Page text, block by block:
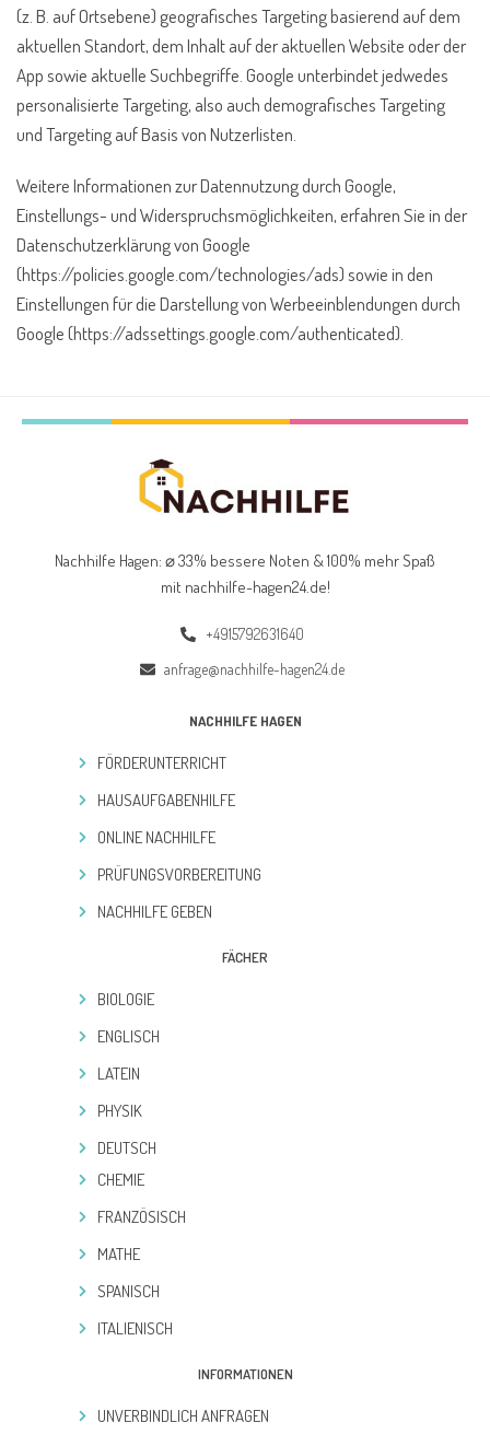
(z. B. auf Ortsebene) geografisches Targeting basierend auf dem
aktuellen Standort, dem Inhalt auf der aktuellen Website oder der
App sowie aktuelle Suchbegriffe. Google unterbindet jedwedes
personalisierte Targeting, also auch demografisches Targeting
und Targeting auf Basis von Nutzerlisten.
Weitere Informationen zur Datennutzung durch Google,
Einstellungs- und Widerspruchsmöglichkeiten, erfahren Sie in der
Datenschutzerklärung von Google
(https://policies.google.com/technologies/ads) sowie in den
Einstellungen für die Darstellung von Werbeeinblendungen durch
Google (https://adssettings.google.com/authenticated).
Nachhilfe Hagen: ⌀ 33% bessere Noten & 100% mehr Spaß
mit nachhilfe-hagen24.de!
+4915792631640
anfrage@nachhilfe-hagen24.de
NACHHILFE HAGEN
FÖRDERUNTERRICHT
HAUSAUFGABENHILFE
ONLINE NACHHILFE
PRÜFUNGSVORBEREITUNG
NACHHILFE GEBEN
FÄCHER
BIOLOGIE
ENGLISCH
LATEIN
PHYSIK
DEUTSCH
CHEMIE
FRANZÖSISCH
MATHE
SPANISCH
ITALIENISCH
INFORMATIONEN
UNVERBINDLICH ANFRAGEN